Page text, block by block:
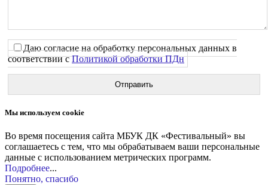
Даю согласие на обработку персональных данных в
соответствии сПолитикой обработки ПДн
Мы используем cookie
Во время посещения сайта МБУК ДК «Фестивальный» вы
соглашаетесь с тем, что мы обрабатываем ваши персональные
данные с использованием метрических программ.
Подробнее...
Понятно, спасибо